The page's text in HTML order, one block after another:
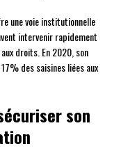
une voie institutionnelle
intervenir rapidement
droits. En 2020, son
des saisines liées aux
son